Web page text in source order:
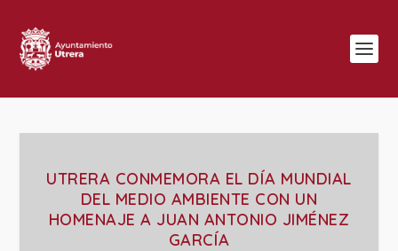
UTRERA CONMEMORA EL DÍA MUNDIAL
DEL MEDIO AMBIENTE CON UN
HOMENAJE A JUAN ANTONIO JIMÉNEZ
GARCÍA